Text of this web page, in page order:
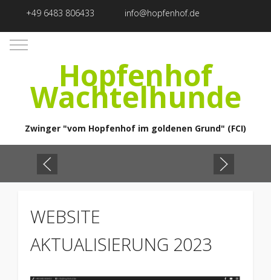
+49 6483 806433 info@hopfenhof.de
Mobile Menu Toggle
Hopfenhof
Wachtelhunde
Zwinger "vom Hopfenhof im goldenen Grund" (FCI)
WEBSITE
AKTUALISIERUNG 2023